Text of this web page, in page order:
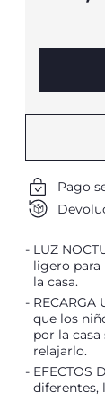
Pago
LUZ
ligero para
la casa.
que los
por la
relajarlo.
EFECTOS
diferentes,